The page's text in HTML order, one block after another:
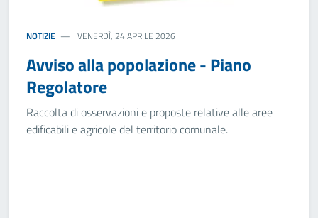
NOTIZIE VENERDÌ, 24 APRILE 2026
Avviso alla popolazione - Piano
Regolatore
Raccolta di osservazioni e proposte relative alle aree
edificabili e agricole del territorio comunale.